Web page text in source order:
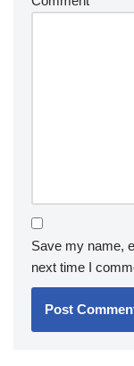
Save my name,
next time I